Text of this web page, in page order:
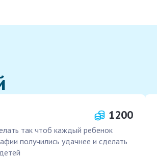
1200
так чтоб каждый ребенок
получились удачнее и сделать